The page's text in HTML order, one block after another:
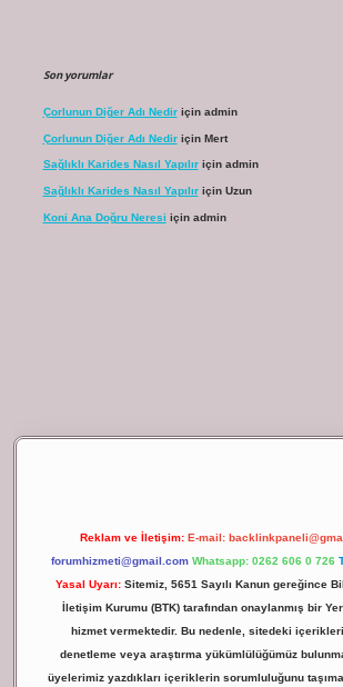
Son yorumlar
Çorlunun Diğer Adı Nediriçin admin
Çorlunun Diğer Adı Nediriçin Mert
Sağlıklı Karides Nasıl Yapılıriçin admin
Sağlıklı Karides Nasıl Yapılıriçin Uzun
Koni Ana Doğru Neresi için admin
Reklam ve İletişim: E-mail:
forumhizmeti@gmail.com Whatsapp: 0262 606 0 726
Yasal Uyarı: Sitemiz, 5651 Sayılı Kanun gereğince
İletişim Kurumu (BTK) tarafından onaylanmış bir
hizmet vermektedir. Bu nedenle, sitedeki
denetleme veya araştırma yükümlülüğümüz
üyelerimiz yazdıkları içeriklerin sorumluluğunu